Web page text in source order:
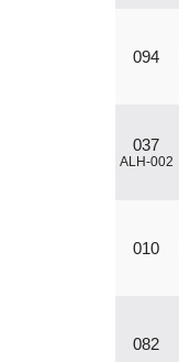
094
037
ALH-002
010
082